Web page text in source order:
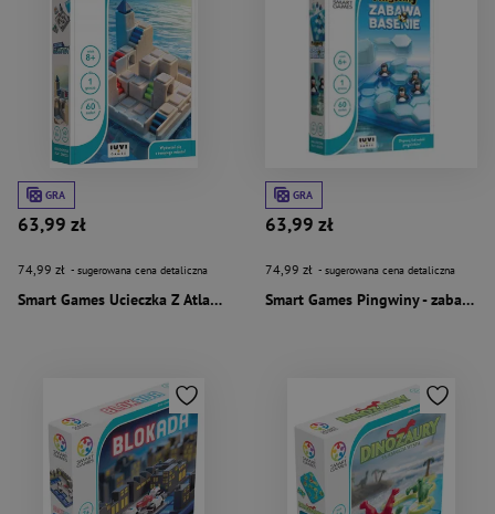
GRA
63,99 zł
74,99 zł - sugerowana cena detaliczna
Smart Games Ucieczka Z Atlantydy (PL) IUVI Games
GRA
63,99 zł
74,99 zł - sugerowana cena detaliczna
Smart Games Pingwiny - zabawa w basenie (PL) IUVI